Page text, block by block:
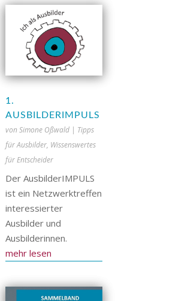
1.
AUSBILDERIMPULS
von Simone Oßwald| Tipps
für Ausbilder, Wissenswertes
für Entscheider
Der AusbilderIMPULS
ist ein Netzwerktreffen
interessierter
Ausbilder und
Ausbilderinnen.
mehr lesen